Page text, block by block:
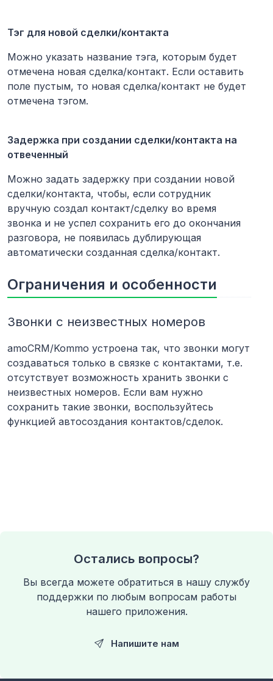
Тэг для новой сделки/контакта
Можно указать название тэга, которым будет
отмечена новая сделка/контакт. Если оставить
поле пустым, то новая сделка/контакт не будет
отмечена тэгом.
Задержка при создании сделки/контакта на
отвеченный
Можно задать задержку при создании новой
сделки/контакта, чтобы, если сотрудник
вручную создал контакт/сделку во время
звонка и не успел сохранить его до окончания
разговора, не появилась дублирующая
автоматически созданная сделка/контакт.
Ограничения и особенности
Звонки с неизвестных номеров
amoCRM/Kommo устроена так, что звонки могут
создаваться только в связке с контактами, т.е.
отсутствует возможность хранить звонки с
неизвестных номеров. Если вам нужно
сохранить такие звонки, воспользуйтесь
функцией автосоздания контактов/сделок.
Остались вопросы?
Вы всегда можете обратиться в нашу службу
поддержки по любым вопросам работы
нашего приложения.
Напишите нам